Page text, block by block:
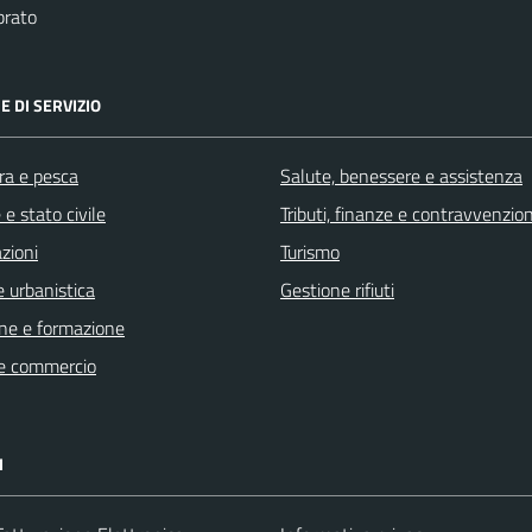
DI SERVIZIO
e pesca
e stato civile
urbanistica
e formazione
commercio
Salute, benessere e assistenza
Tributi, finanze e
Turismo
Gestione rifiuti